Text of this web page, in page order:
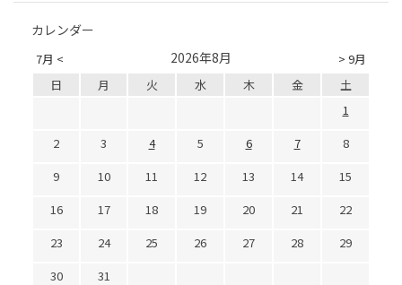
カレンダー
7月 < > 9月
2026年8月
日 月 火 水 木 金
土
1
2
3 4 5 6 7
8
9
10 11 12 13 14
15
16
17 18 19 20 21
22
23
24 25 26 27 28
29
30
31